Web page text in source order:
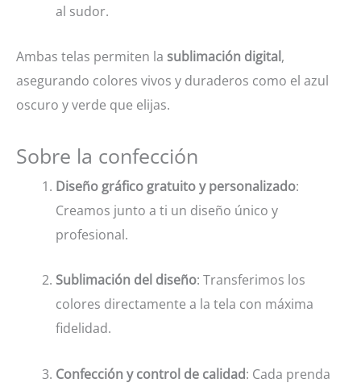
al sudor.
Ambas telas permiten la sublimación digital,
asegurando colores vivos y duraderos como el azul
oscuro y verde que elijas.
Sobre la confección
Diseño gráfico gratuito y personalizado:
Creamos junto a ti un diseño único y
profesional.
Sublimación del diseño: Transferimos los
colores directamente a la tela con máxima
fidelidad.
Confección y control de calidad: Cada prenda